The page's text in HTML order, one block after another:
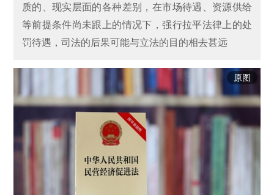
质的、现实层面的各种差别，在市场待遇、资源供给
等前提条件尚未跟上的情况下，强行拉平法律上的处
罚待遇，司法的后果可能与立法的目的相去甚远
原图